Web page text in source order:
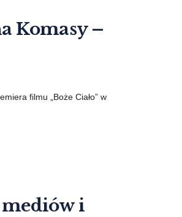
Komasy –
filmu „Boże Ciało” w
i